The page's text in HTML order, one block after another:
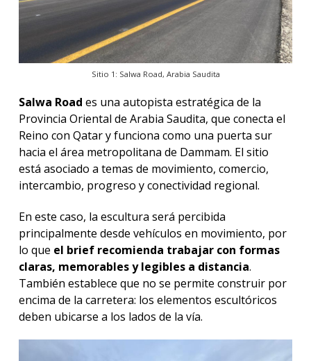
Sitio 1: Salwa Road, Arabia Saudita
Salwa Road es una autopista estratégica de la
Provincia Oriental de Arabia Saudita, que conecta el
Reino con Qatar y funciona como una puerta sur
hacia el área metropolitana de Dammam. El sitio
está asociado a temas de movimiento, comercio,
intercambio, progreso y conectividad regional.
En este caso, la escultura será percibida
principalmente desde vehículos en movimiento, por
lo que el brief recomienda trabajar con formas
claras, memorables y legibles a distancia.
También establece que no se permite construir por
encima de la carretera: los elementos escultóricos
deben ubicarse a los lados de la vía.